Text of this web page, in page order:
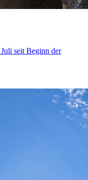
seit Beginn der